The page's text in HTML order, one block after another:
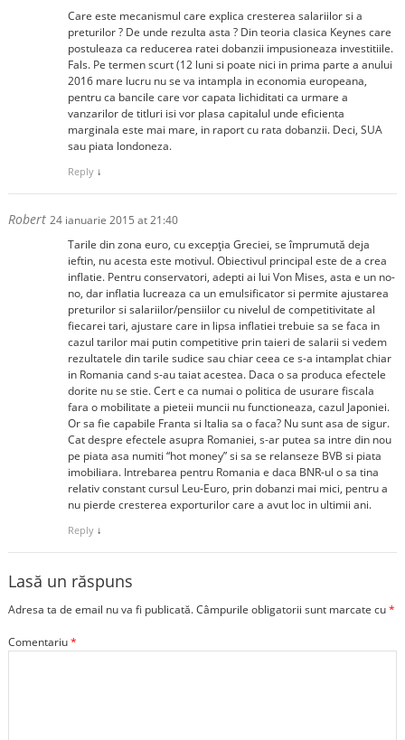
Care este mecanismul care explica cresterea salariilor si a
preturilor ? De unde rezulta asta ? Din teoria clasica Keynes care
postuleaza ca reducerea ratei dobanzii impusioneaza investitiile.
Fals. Pe termen scurt (12 luni si poate nici in prima parte a anului
2016 mare lucru nu se va intampla in economia europeana,
pentru ca bancile care vor capata lichiditati ca urmare a
vanzarilor de titluri isi vor plasa capitalul unde eficienta
marginala este mai mare, in raport cu rata dobanzii. Deci, SUA
sau piata londoneza.
Reply ↓
Robert 24 ianuarie 2015 at 21:40
Tarile din zona euro, cu excepția Greciei, se împrumută deja
ieftin, nu acesta este motivul. Obiectivul principal este de a crea
inflatie. Pentru conservatori, adepti ai lui Von Mises, asta e un no-
no, dar inflatia lucreaza ca un emulsificator si permite ajustarea
preturilor si salariilor/pensiilor cu nivelul de competitivitate al
fiecarei tari, ajustare care in lipsa inflatiei trebuie sa se faca in
cazul tarilor mai putin competitive prin taieri de salarii si vedem
rezultatele din tarile sudice sau chiar ceea ce s-a intamplat chiar
in Romania cand s-au taiat acestea. Daca o sa produca efectele
dorite nu se stie. Cert e ca numai o politica de usurare fiscala
fara o mobilitate a pieteii muncii nu functioneaza, cazul Japoniei.
Or sa fie capabile Franta si Italia sa o faca? Nu sunt asa de sigur.
Cat despre efectele asupra Romaniei, s-ar putea sa intre din nou
pe piata asa numiti “hot money” si sa se relanseze BVB si piata
imobiliara. Intrebarea pentru Romania e daca BNR-ul o sa tina
relativ constant cursul Leu-Euro, prin dobanzi mai mici, pentru a
nu pierde cresterea exporturilor care a avut loc in ultimii ani.
Reply ↓
Lasă un răspuns
Adresa ta de email nu va fi publicată.Câmpurile obligatorii sunt marcate cu*
Comentariu*